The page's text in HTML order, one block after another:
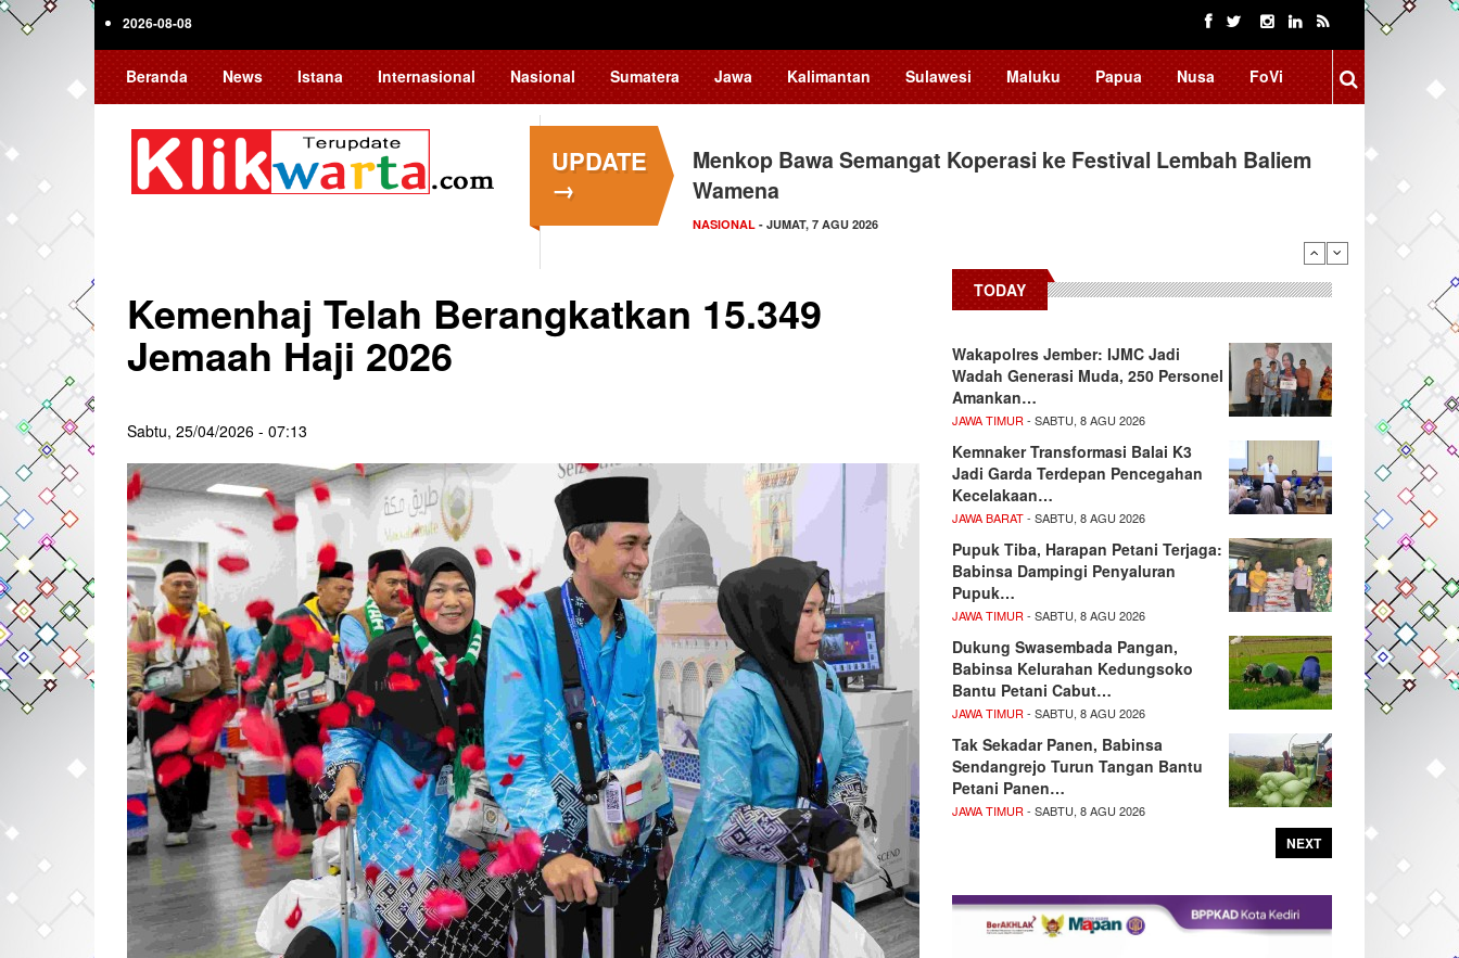
Skip
2026-08-08
Beranda News Istana Internasional Nasional Sumatera Jawa Kalimantan Sulawesi Maluku Papua Nusa FoVi
UPDATE
→
Menkop Bawa Semangat Koperasi ke Festival Lembah Baliem
Wamena
NASIONAL - JUMAT, 7 AGU 2026
Tingkatkan Daya Saing Indonesia, BRIN Fokus Kembangkan
Teknologi…
NASIONAL - JUMAT, 7 AGU 2026
Kemenhaj Telah Berangkatkan 15.349
Jemaah Haji 2026
Sabtu, 25/04/2026 - 07:13
TODAY
Wakapolres Jember: IJMC Jadi
Wadah Generasi Muda, 250 Personel
Amankan…
JAWA TIMUR - SABTU, 8 AGU 2026
Kemnaker Transformasi Balai K3
Jadi Garda Terdepan Pencegahan
Kecelakaan…
JAWA BARAT- SABTU, 8 AGU 2026
Pupuk Tiba, Harapan Petani Terjaga:
Babinsa Dampingi Penyaluran
Pupuk…
JAWA TIMUR - SABTU, 8 AGU 2026
Dukung Swasembada Pangan,
Babinsa Kelurahan Kedungsoko
Bantu Petani Cabut…
JAWA TIMUR - SABTU, 8 AGU 2026
Tak Sekadar Panen, Babinsa
Sendangrejo Turun Tangan Bantu
Petani Panen…
JAWA TIMUR - SABTU, 8 AGU 2026
NEXT